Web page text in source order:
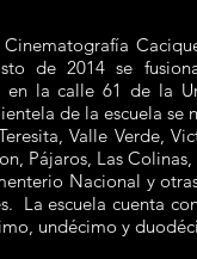
de 2014 se
en la calle 61 de la
de la escuela se
Valle Verde,
Pájaros, Las
Nacional y
La escuela cuenta
undécimo y